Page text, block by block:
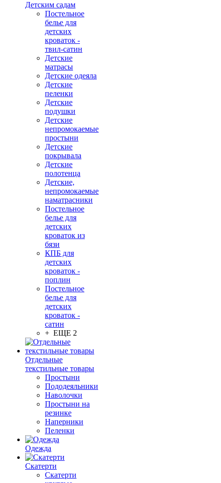
Детским садам
Постельное
белье для
детских
кроваток -
твил-сатин
Детские
матрасы
Детские одеяла
Детские
пеленки
Детские
подушки
Детские
непромокаемые
простыни
Детские
покрывала
Детские
полотенца
Детские,
непромокаемые
наматрасники
Постельное
белье для
детских
кроваток из
бязи
КПБ для
детских
кроваток -
поплин
Постельное
белье для
детских
кроваток -
сатин
+ ЕЩЕ 2
Отдельные
текстильные товары
Простыни
Пододеяльники
Наволочки
Простыни на
резинке
Наперники
Пеленки
Одежда
Скатерти
Скатерти